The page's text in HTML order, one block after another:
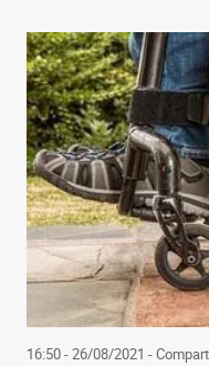
16:50 - 26/08/2021 -